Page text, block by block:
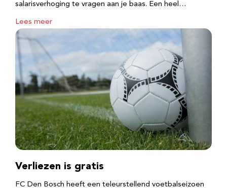
salarisverhoging te vragen aan je baas. Een heel…
Lees meer
Verliezen is gratis
FC Den Bosch heeft een teleurstellend voetbalseizoen